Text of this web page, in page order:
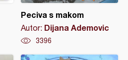
Peciva s makom
Autor: Dijana Ademovic
3396